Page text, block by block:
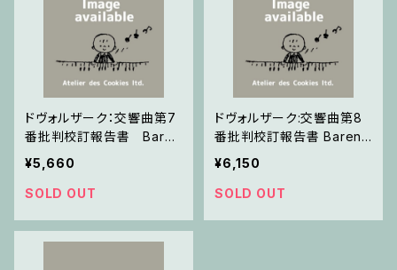
ドヴォルザーク：交響曲第7
番批判校訂報告書 Baren
reiter / 校訂報告
¥5,660
SOLD OUT
ドヴォルザーク:交響曲第8
番批判校訂報告書 Barenr
eiter / 校訂報告
¥6,150
SOLD OUT